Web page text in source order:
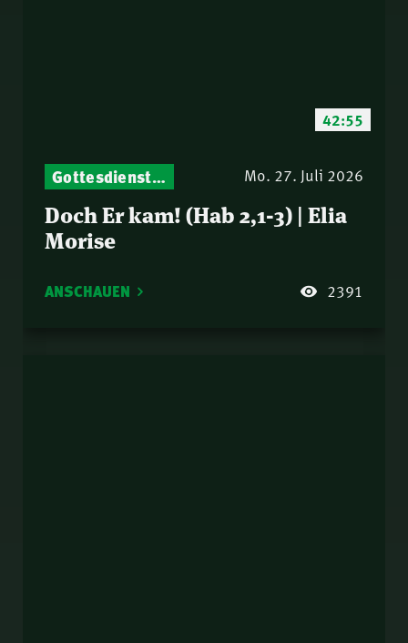
42:55
Gottesdienst-Botschaften – Jeden Sonntag neu: Aktuelle Predigten vom Mitternachtsruf Mo. 27. Juli 2026
Doch Er kam! (Hab 2,1-3) | Elia
Morise
ANSCHAUEN 2391